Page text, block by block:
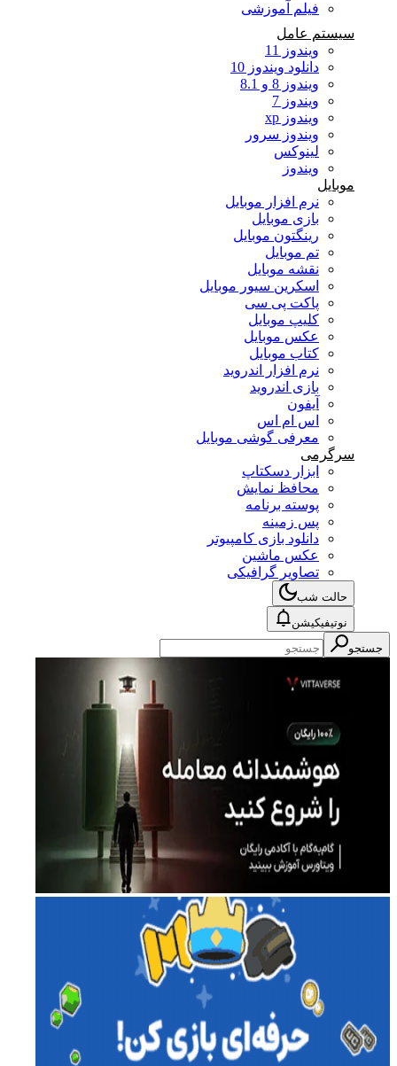
فیلم آموزشی
سیستم عامل
ویندوز 11
دانلود ویندوز 10
ویندوز 8 و 8.1
ویندوز 7
ویندوز xp
ویندوز سرور
لینوکس
ویندوز
موبایل
نرم افزار موبایل
بازی موبایل
رینگتون موبایل
تم موبایل
نقشه موبایل
اسکرین سیور موبایل
پاکت پی سی
کلیپ موبایل
عکس موبایل
کتاب موبایل
نرم افزار اندروید
بازی اندروید
آیفون
اس ام اس
معرفی گوشی موبایل
سرگرمی
ابزار دسکتاپ
محافظ نمایش
پوسته برنامه
پس زمینه
دانلود بازی کامپیوتر
عکس ماشین
تصاویر گرافیکی
حالت شب
نوتیفیکیشن